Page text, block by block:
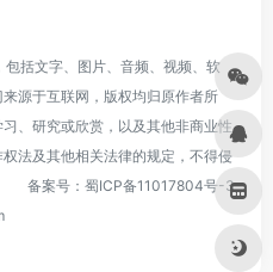
括文字、图片、音频、视频、软
源于互联网，版权均归原作者所
、研究或欣赏，以及其他非商业性
法及其他相关法律的规定，不得侵
备案号： 蜀ICP备11017804号-3